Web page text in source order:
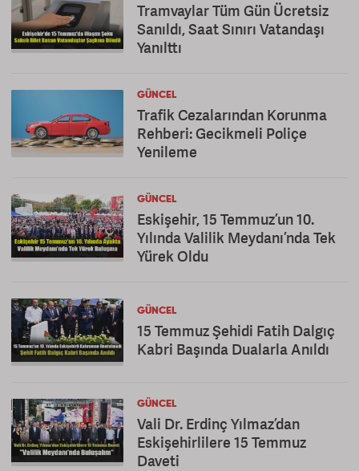
Tramvaylar Tüm Gün Ücretsiz
Sanıldı, Saat Sınırı Vatandaşı
Yanılttı
GÜNCEL
Trafik Cezalarından Korunma
Rehberi: Gecikmeli Poliçe
Yenileme
GÜNCEL
Eskişehir, 15 Temmuz’un 10.
Yılında Valilik Meydanı’nda Tek
Yürek Oldu
GÜNCEL
15 Temmuz Şehidi Fatih Dalgıç
Kabri Başında Dualarla Anıldı
GÜNCEL
Vali Dr. Erdinç Yılmaz’dan
Eskişehirlilere 15 Temmuz
Daveti